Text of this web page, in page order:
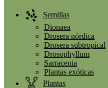
Semillas
Dionaea
Drosera nórdica
Drosera subtropical
Drosophyllum
Sarracenia
Plantas exóticas
Plantas